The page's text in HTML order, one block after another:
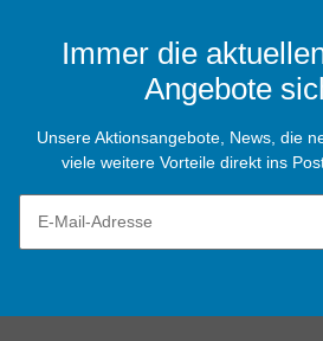
Immer die
Angebote
Unsere Aktionsangebote, News, die
viele weitere Vorteile direkt ins